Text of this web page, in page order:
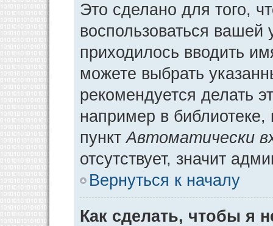
Это сделано для того,
воспользоваться
приходилось вводить
можете выбрать
рекомендуется делать
например в библиотеке,
пунктАвтоматически
отсутствует, значит
Вернуться к началу
Как сделать, чтобы я